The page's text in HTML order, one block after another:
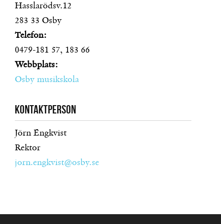
Hasslarödsv.12
283 33 Osby
Telefon:
0479-181 57, 183 66
Webbplats:
Osby musikskola
Kontaktperson
Jörn Engkvist
Rektor
jorn.engkvist@osby.se